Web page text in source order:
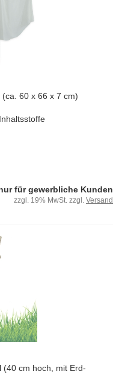
60 x 66 x 7 cm)
für gewerbliche Kunden
zzgl. 19% MwSt. zzgl. Versand
(40 cm hoch, mit Erd­